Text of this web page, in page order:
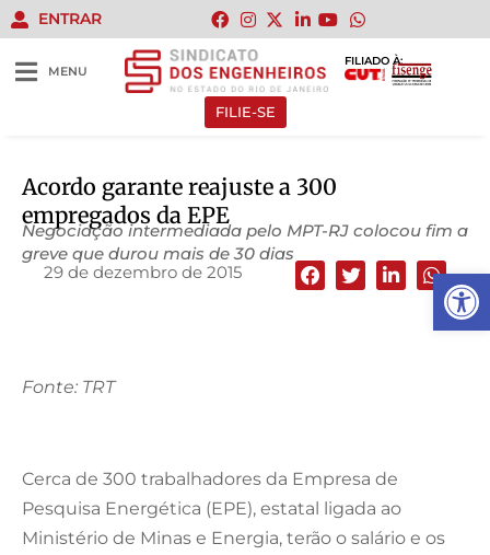
Abrir
ENTRAR
MENU
FILIADO À:
FILIE-SE
Acordo garante reajuste a 300
empregados da EPE
Negociação intermediada pelo MPT-RJ colocou fim a
greve que durou mais de 30 dias
29 de dezembro de 2015
Fonte: TRT
Cerca de 300 trabalhadores da Empresa de
Pesquisa Energética (EPE), estatal ligada ao
Ministério de Minas e Energia, terão o salário e os